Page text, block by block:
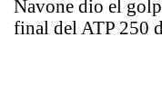
Navone dio el
final del ATP 250